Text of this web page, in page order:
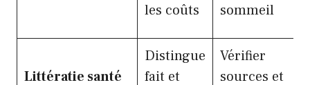
les coûts
sommeil
Littératie santé
Distingue
fait et
Vérifier
sources et